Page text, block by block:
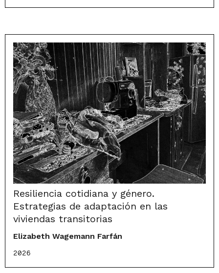
Resiliencia cotidiana y género.
Estrategias de adaptación en las
viviendas transitorias
Elizabeth Wagemann Farfán
2026